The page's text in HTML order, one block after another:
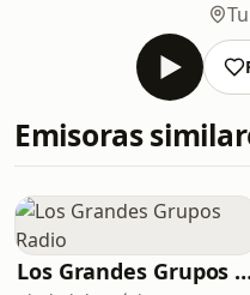
Emisoras
Los Grandes